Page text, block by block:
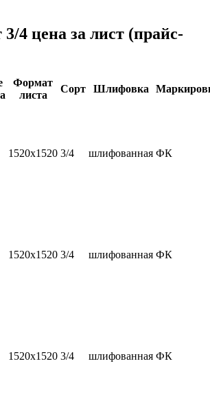
4 цена за лист (прайс-
Формат
листа
Сорт Шлифовка
1520х1520 3/4 шлифованная ФК
1520х1520 3/4 шлифованная ФК
1520х1520 3/4 шлифованная ФК